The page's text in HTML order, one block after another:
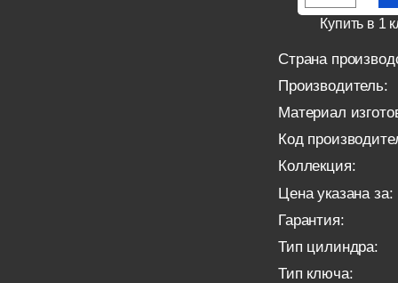
Купить в 1
Страна
Производитель:
Материал
Код
Коллекция:
Цена указана за:
Гарантия:
Тип цилиндра:
Тип ключа: